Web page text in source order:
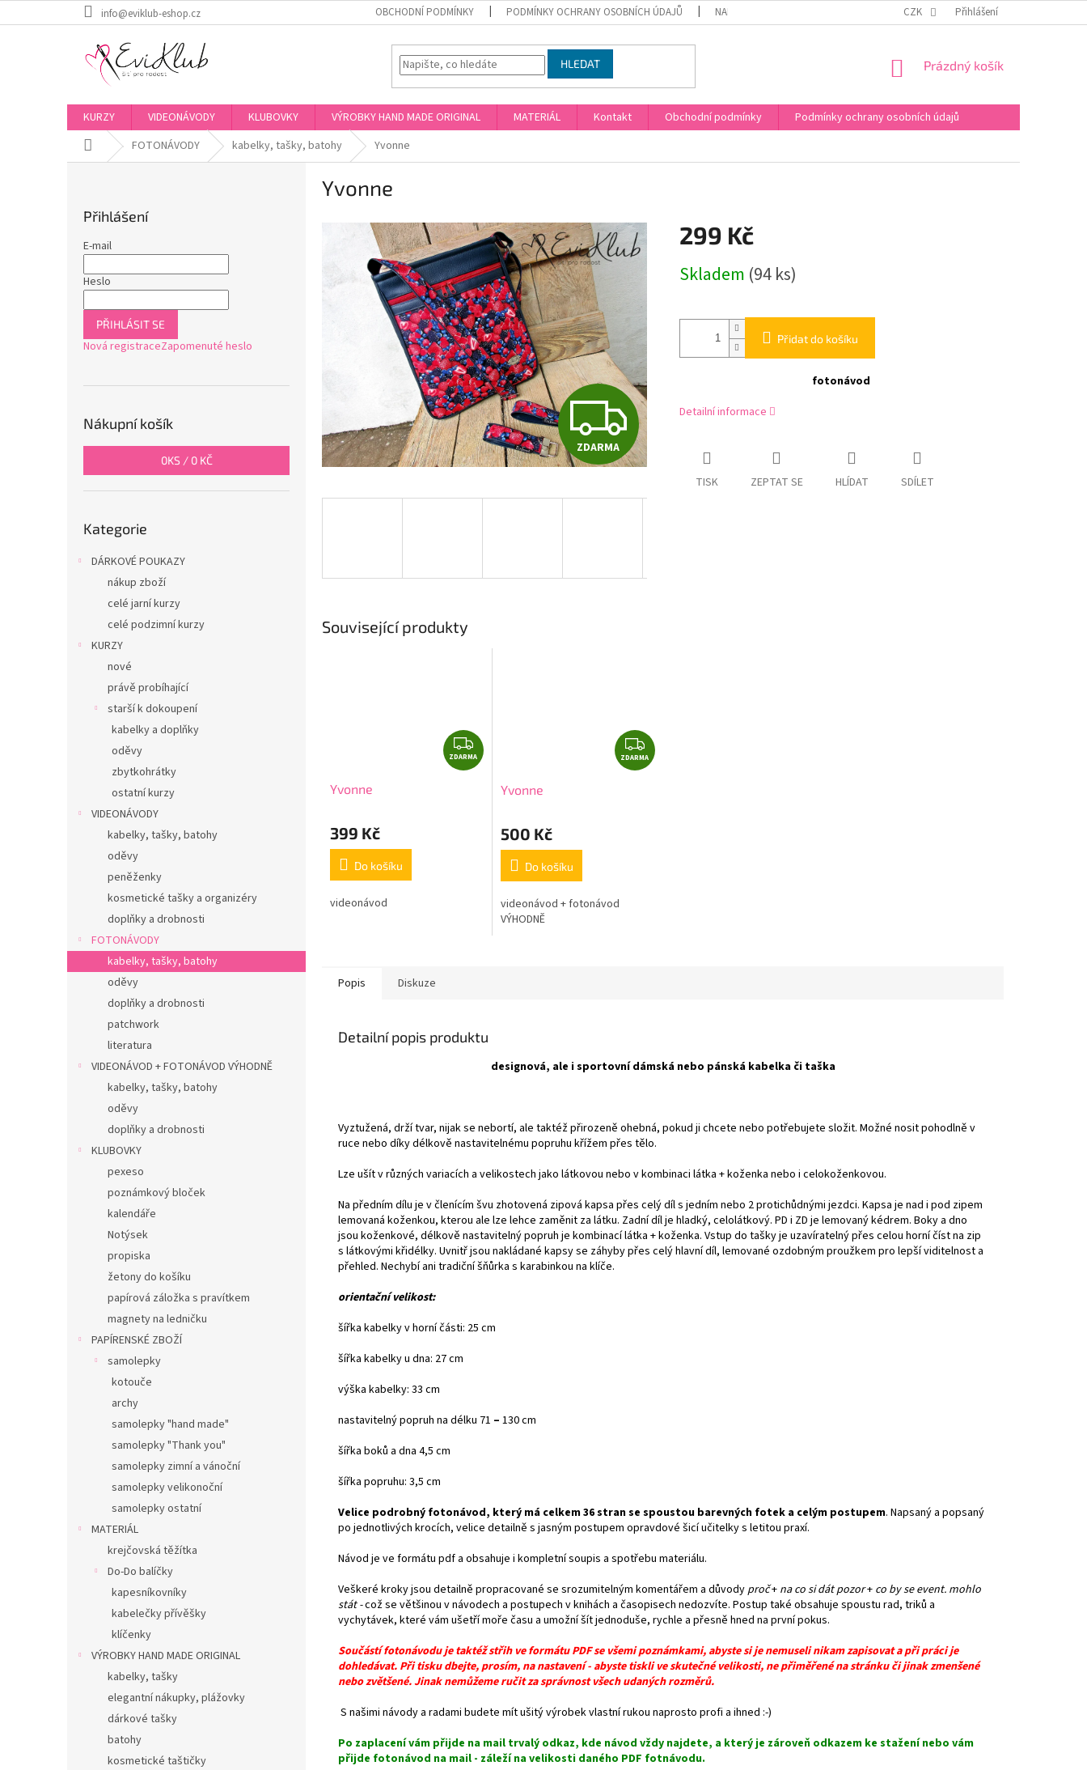
na
info@eviklub-eshop.cz OBCHODNÍ PODMÍNKY PODMÍNKY OCHRANY OSOBNÍCH ÚDAJŮ NAPIŠTE NÁM WEB EVIKLUBU S KURZY
CZK Přihlášení
HLEDAT
NÁKUPNÍ
Prázdný košík
KURZY VIDEONÁVODY KLUBOVKY VÝROBKY HAND MADE ORIGINAL MATERIÁL Kontakt Obchodní podmínky
Podmínky ochrany osobních údajů
Domů FOTONÁVODY kabelky, tašky, batohy Yvonne
Přihlášení
E-mail
Heslo
PŘIHLÁSIT SE
Nová registraceZapomenuté heslo
Nákupní košík
0KS / 0 KČ
kategorie
Kategorie
DÁRKOVÉ POUKAZY
nákup zboží
celé jarní kurzy
celé podzimní kurzy
KURZY
nové
právě probíhající
starší k dokoupení
kabelky a doplňky
oděvy
zbytkohrátky
ostatní kurzy
VIDEONÁVODY
kabelky, tašky, batohy
oděvy
peněženky
kosmetické tašky a organizéry
doplňky a drobnosti
FOTONÁVODY
kabelky, tašky, batohy
oděvy
doplňky a drobnosti
patchwork
literatura
VIDEONÁVOD + FOTONÁVOD VÝHODNĚ
kabelky, tašky, batohy
oděvy
doplňky a drobnosti
KLUBOVKY
pexeso
poznámkový bloček
kalendáře
Notýsek
propiska
žetony do košíku
papírová záložka s pravítkem
magnety na ledničku
PAPÍRENSKÉ ZBOŽÍ
samolepky
kotouče
archy
samolepky "hand made"
samolepky "Thank you"
samolepky zimní a vánoční
samolepky velikonoční
samolepky ostatní
MATERIÁL
krejčovská těžítka
Do-Do balíčky
kapesníkovníky
kabelečky přívěšky
klíčenky
VÝROBKY HAND MADE ORIGINAL
kabelky, tašky
elegantní nákupky, plážovky
dárkové tašky
batohy
kosmetické taštičky
Yvonne
Z
D
R
ZDARMA
299 Kč
cena:
Skladem (94 ks)
Přidat do košíku
fotonávod
Detailní informace
TISK ZEPTAT SE HLÍDAT SDÍLET
Související produkty
Z
D
ZDARMA
Yvonne
399 Kč
Do košíku
videonávod
Z
D
ZDARMA
Yvonne
500 Kč
Do košíku
videonávod + fotonávod
VÝHODNĚ
Popis Diskuze
Detailní popis produktu
designová, ale i sportovní dámská nebo pánská kabelka či taška
Vyztužená, drží tvar, nijak se nebortí, ale taktéž přirozeně ohebná, pokud ji chcete nebo potřebujete složit. Možné nosit pohodlně v
ruce nebo díky délkově nastavitelnému popruhu křížem přes tělo.
Lze ušít v různých variacích a velikostech jako látkovou nebo v kombinaci látka + koženka nebo i celokoženkovou.
Na předním dílu je v členícím švu zhotovená zipová kapsa přes celý díl s jedním nebo 2 protichůdnými jezdci. Kapsa je nad i pod zipem
lemovaná koženkou, kterou ale lze lehce zaměnit za látku. Zadní díl je hladký, celolátkový. PD i ZD je lemovaný kédrem. Boky a dno
jsou koženkové, délkově nastavitelný popruh je kombinací látka + koženka. Vstup do tašky je uzavíratelný přes celou horní číst na zip
s látkovými křidélky. Uvnitř jsou nakládané kapsy se záhyby přes celý hlavní díl, lemované ozdobným proužkem pro lepší viditelnost a
přehled. Nechybí ani tradiční šňůrka s karabinkou na klíče.
orientační velikost:
šířka kabelky v horní části: 25 cm
šířka kabelky u dna: 27 cm
výška kabelky: 33 cm
nastavitelný popruh na délku 71 – 130 cm
šířka boků a dna 4,5 cm
šířka popruhu: 3,5 cm
Velice podrobný fotonávod, který má celkem 36 stran se spoustou barevných fotek a celým postupem. Napsaný a popsaný
po jednotlivých krocích, velice detailně s jasným postupem opravdové šicí učitelky s letitou praxí.
Návod je ve formátu pdf a obsahuje i kompletní soupis a spotřebu materiálu.
Veškeré kroky jsou detailně propracované se srozumitelným komentářem a důvody proč+ na co si dát pozor+ co by se event. mohlo
stát -což se většinou v návodech a postupech v knihách a časopisech nedozvíte. Postup také obsahuje spoustu rad, triků a
vychytávek, které vám ušetří moře času a umožní šít jednoduše, rychle a přesně hned na první pokus.
Součástí fotonávodu je taktéž střih ve formátu PDF se všemi poznámkami, abyste si je nemuseli nikam zapisovat a při práci je
dohledávat. Při tisku dbejte, prosím, na nastavení - abyste tiskli ve skutečné velikosti, ne přiměřené na stránku či jinak zmenšené
nebo zvětšené. Jinak nemůžeme ručit za správnost všech udaných rozměrů.
S našimi návody a radami budete mít ušitý výrobek vlastní rukou naprosto profi a ihned :-)
Po zaplacení vám přijde na mail trvalý odkaz, kde návod vždy najdete, a který je zároveň odkazem ke stažení nebo vám
přijde fotonávod na mail - záleží na velikosti daného PDF fotnávodu.